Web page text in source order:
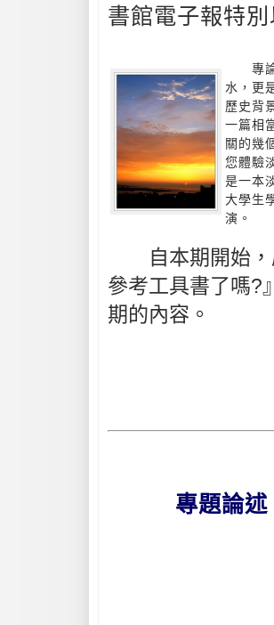
書館電子報特
專論
水，更
歷史背
一篇相
關的幾
您體驗
是一本
大學生
演。
自本期開始，
參考工具書了嗎?
期的內容。
專題論